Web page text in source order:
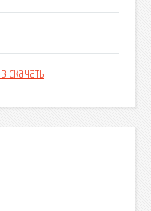
скачать